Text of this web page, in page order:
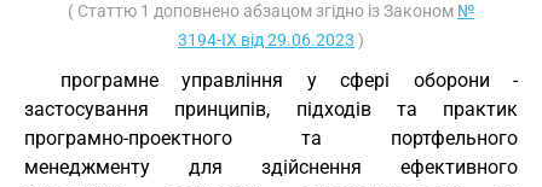
( Статтю 1 доповнено абзацом згідно із Законом №
3194-IX від 29.06.2023 )
програмне управління у сфері оборони -
застосування принципів, підходів та практик
програмно-проектного та портфельного
менеджменту для здійснення ефективного